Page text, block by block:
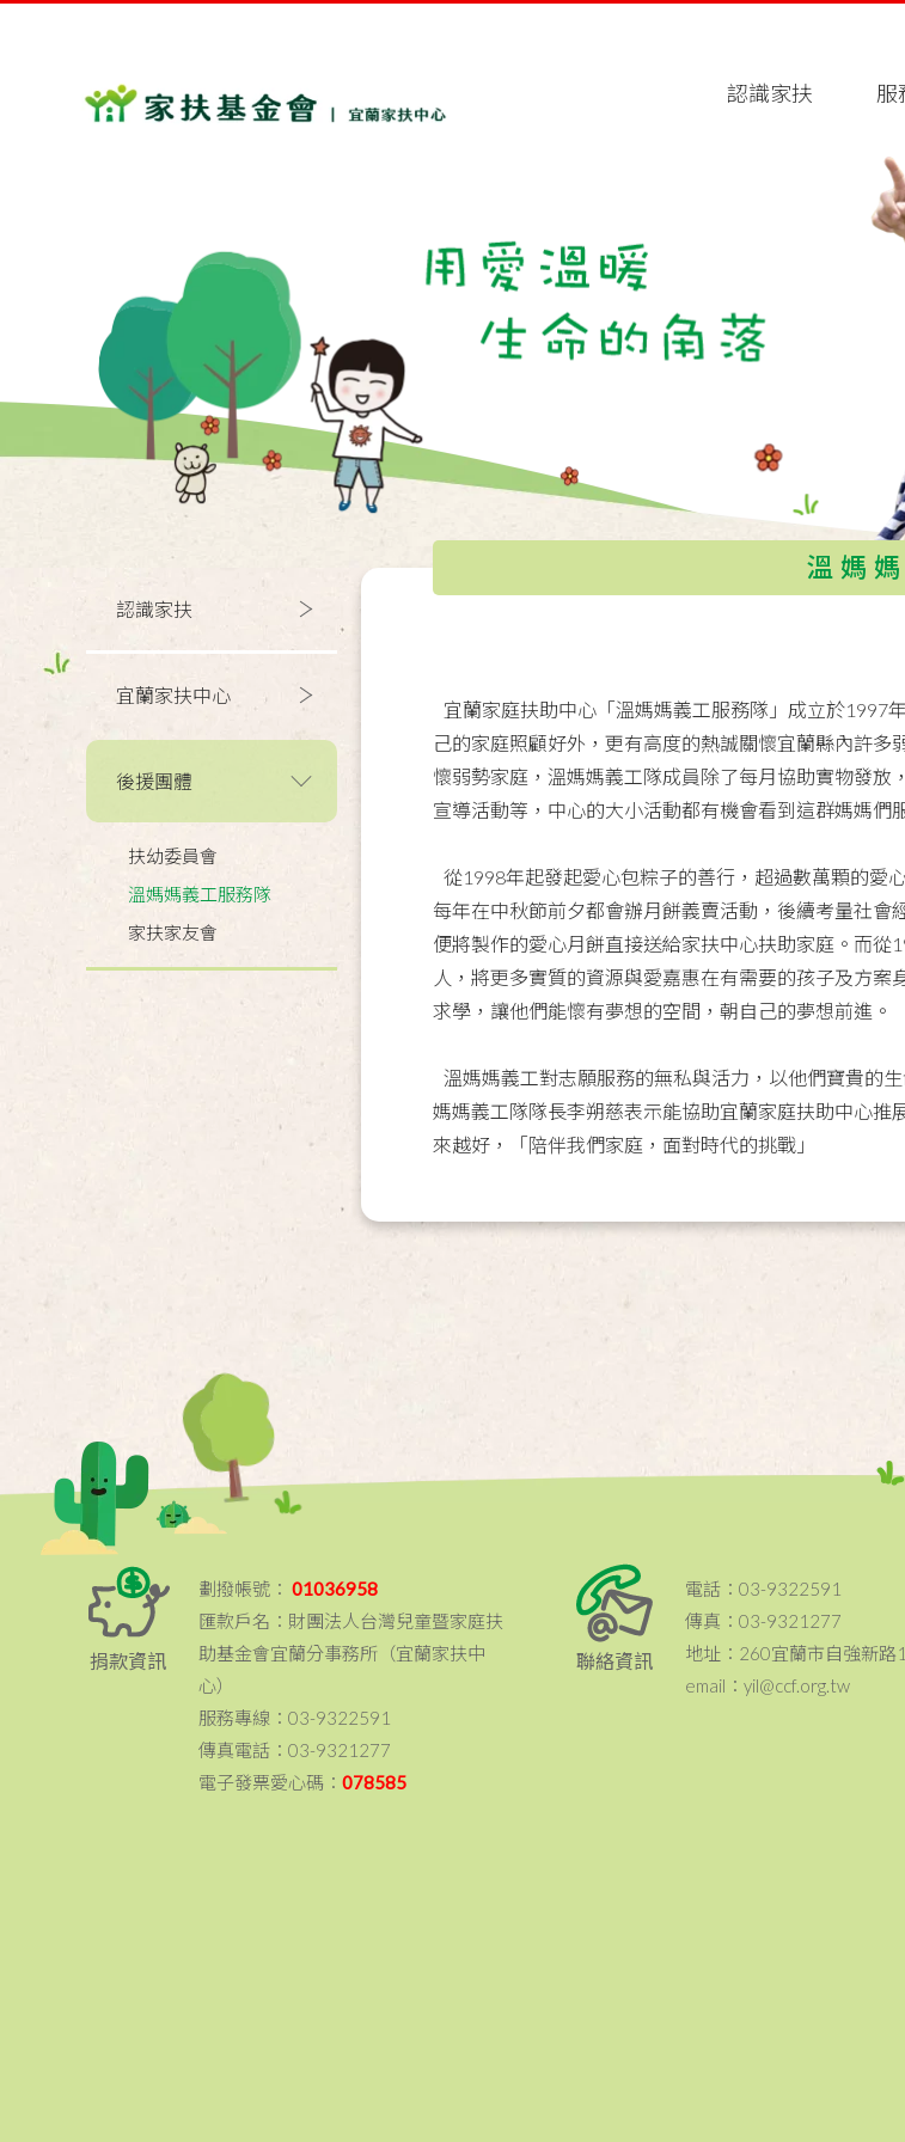
認識家扶 服
認識家扶
宜蘭家扶中心
後援團體
扶幼委員會
溫媽媽義工服務隊
家扶家友會
溫媽
宜蘭家庭扶助中心「溫媽媽義工服務隊」成立於1997
己的家庭照顧好外，更有高度的熱誠關懷宜蘭縣內許
懷弱勢家庭，溫媽媽義工隊成員除了每月協助實物發放
宣導活動等，中心的大小活動都有機會看到這群媽媽們
從1998年起發起愛心包粽子的善行，超過數萬顆的愛
每年在中秋節前夕都會辦月餅義賣活動，後續考量社
便將製作的愛心月餅直接送給家扶中心扶助家庭。而
人，將更多實質的資源與愛嘉惠在有需要的孩子及方
求學，讓他們能懷有夢想的空間，朝自己的夢想前進。
溫媽媽義工對志願服務的無私與活力，以他們寶貴的
媽媽義工隊隊長李朔慈表示能協助宜蘭家庭扶助中心
來越好，「陪伴我們家庭，面對時代的挑戰」
捐款資訊
劃撥帳號： 01036958
匯款戶名：財團法人台灣兒童暨家庭扶
助基金會宜蘭分事務所（宜蘭家扶中
心）
服務專線：03-9322591
傳真電話：03-9321277
電子發票愛心碼： 078585
聯絡資訊
電話：03-9322591
傳真：03-9321277
地址：260宜蘭市自強新路
email：yil@ccf.org.tw